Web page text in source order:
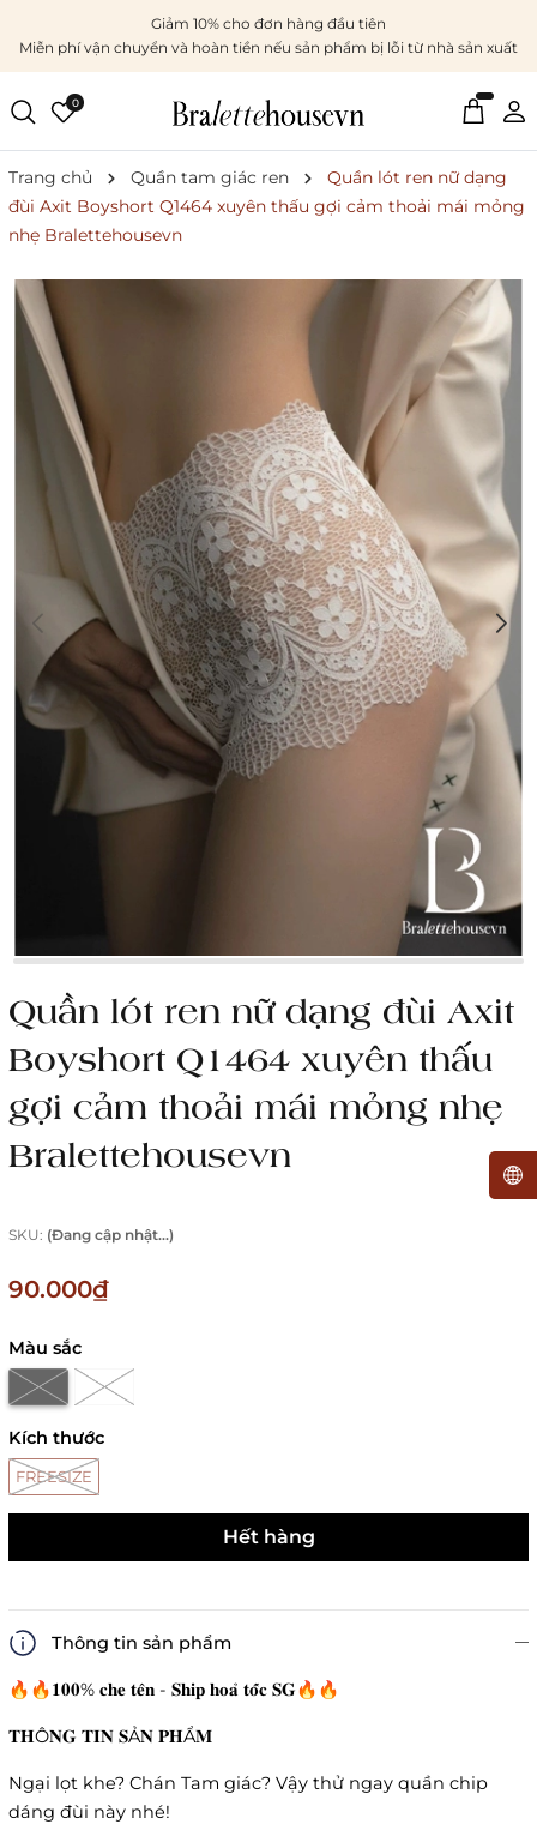
Giảm 10% cho đơn hàng đầu tiên
Miễn phí vận chuyển và hoàn tiền nếu sản phẩm bị lỗi từ nhà sản xuất
0
Trang chủ Quần tam giác ren
Quần lót ren nữ dạng
đùi Axit Boyshort Q1464 xuyên thấu gợi cảm thoải mái mỏng
nhẹ Bralettehousevn
Quần lót ren nữ dạng đùi Axit
Boyshort Q1464 xuyên thấu
gợi cảm thoải mái mỏng nhẹ
Bralettehousevn
SKU: (Đang cập nhật...)
90.000₫
Màu sắc
Kích thước
FREESIZE
Hết hàng
Thông tin sản phẩm
🔥🔥𝟏𝟎𝟎% 𝐜𝐡𝐞 𝐭𝐞̂𝐧 - 𝐒𝐡𝐢𝐩 𝐡𝐨𝐚̉ 𝐭𝐨̂́𝐜 𝐒𝐆🔥🔥
𝐓𝐇Ô𝐍𝐆 𝐓𝐈𝐍 𝐒Ả𝐍 𝐏𝐇Ẩ𝐌
Ngại lọt khe? Chán Tam giác? Vậy thử ngay quần chip
dáng đùi này nhé!